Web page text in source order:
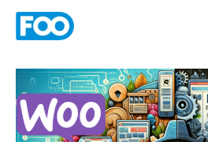
WooCommerce
vs
Shopify:
Cuál